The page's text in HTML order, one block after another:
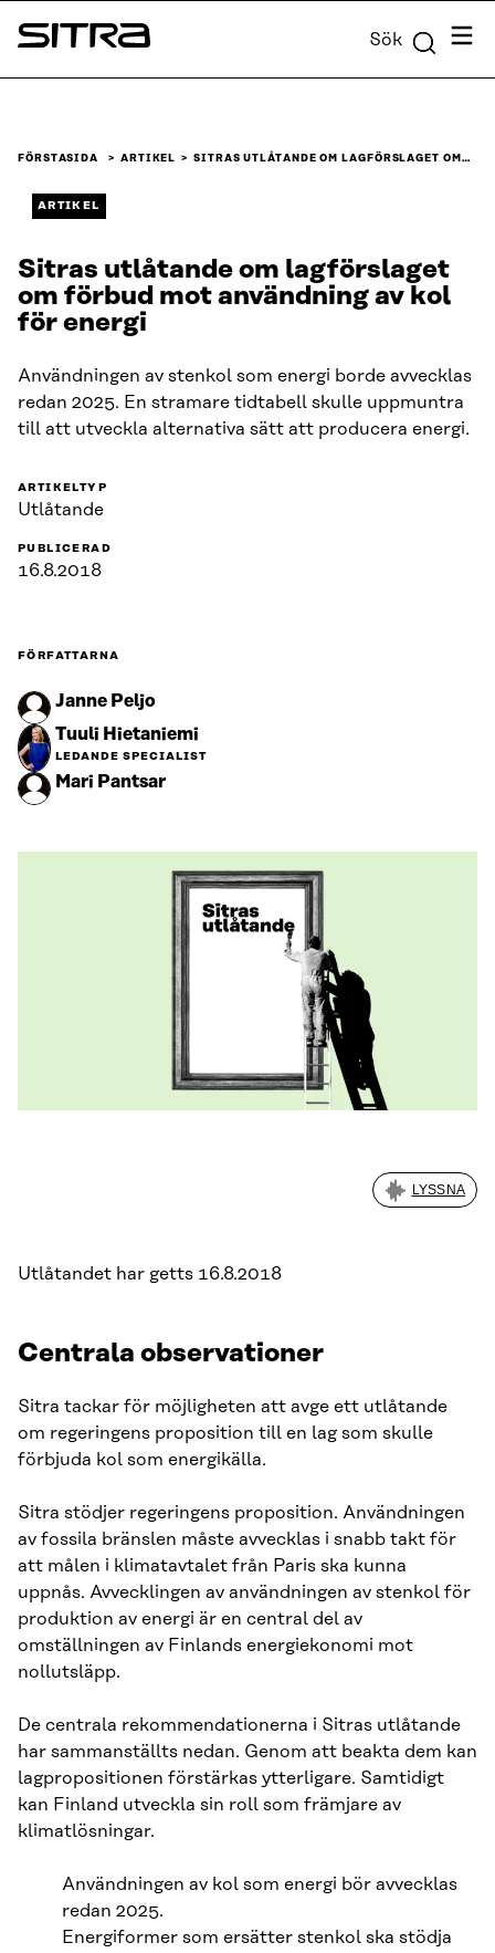
Skip to
content
Sitra Sök Meny
FÖRSTASIDA ARTIKEL SITRAS UTLÅTANDE OM LAGFÖRSLAGET OM…
ARTIKEL
Sitras utlåtande om lagförslaget
om förbud mot användning av kol
för energi
Användningen av stenkol som energi borde avvecklas
redan 2025. En stramare tidtabell skulle uppmuntra
till att utveckla alternativa sätt att producera energi.
ARTIKELTYP
Utlåtande
PUBLICERAD
16.8.2018
FÖRFATTARNA
Janne Peljo
Tuuli Hietaniemi
LEDANDE SPECIALIST
Mari Pantsar
LYSSNA
Utlåtandet har getts 16.8.2018
Centrala observationer
Sitra tackar för möjligheten att avge ett utlåtande
om regeringens proposition till en lag som skulle
förbjuda kol som energikälla.
Sitra stödjer regeringens proposition. Användningen
av fossila bränslen måste avvecklas i snabb takt för
att målen i klimatavtalet från Paris ska kunna
uppnås. Avvecklingen av användningen av stenkol för
produktion av energi är en central del av
omställningen av Finlands energiekonomi mot
nollutsläpp.
De centrala rekommendationerna i Sitras utlåtande
har sammanställts nedan. Genom att beakta dem kan
lagpropositionen förstärkas ytterligare. Samtidigt
kan Finland utveckla sin roll som främjare av
klimatlösningar.
Användningen av kol som energi bör avvecklas
redan 2025.
Energiformer som ersätter stenkol ska stödja